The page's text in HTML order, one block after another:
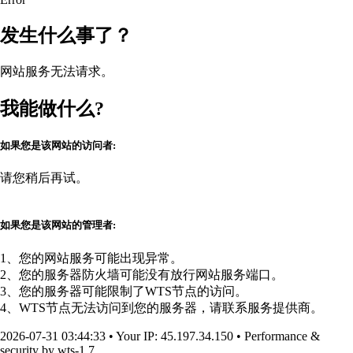
发生什么事了？
网站服务无法请求。
我能做什么?
如果您是该网站的访问者:
请您稍后再试。
如果您是该网站的管理者:
1、您的网站服务可能出现异常。
2、您的服务器防火墙可能没有放行网站服务端口。
3、您的服务器可能限制了WTS节点的访问。
4、WTS节点无法访问到您的服务器，请联系服务提供商。
2026-07-31 03:44:33 • Your IP: 45.197.34.150 • Performance &
security by wts-1.7